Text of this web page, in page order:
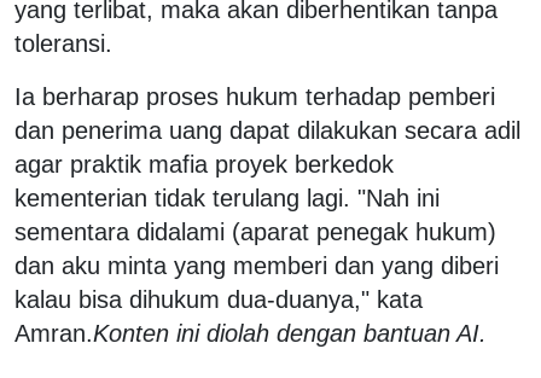
yang terlibat, maka akan diberhentikan tanpa
toleransi.
Ia berharap proses hukum terhadap pemberi
dan penerima uang dapat dilakukan secara adil
agar praktik mafia proyek berkedok
kementerian tidak terulang lagi. "Nah ini
sementara didalami (aparat penegak hukum)
dan aku minta yang memberi dan yang diberi
kalau bisa dihukum dua-duanya," kata
Amran.Konten ini diolah dengan bantuan AI.